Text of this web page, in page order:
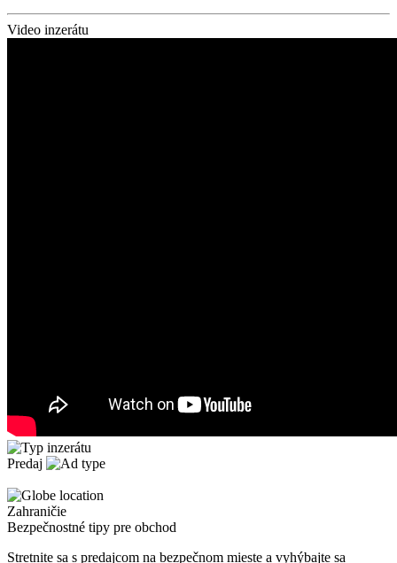
Video inzerátu
Predaj
Zahraničie
Bezpečnostné tipy pre obchod
Stretnite sa s predajcom na bezpečnom mieste a vyhýbajte sa